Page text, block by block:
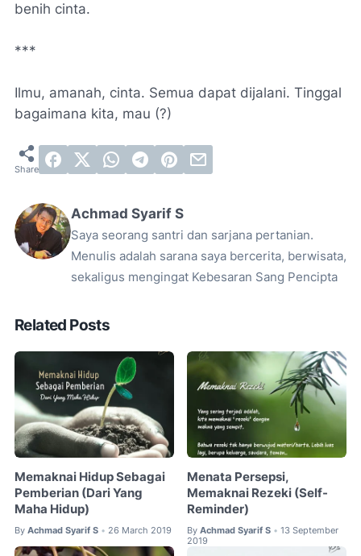
benih cinta.
***
Ilmu, amanah, cinta. Semua dapat dijalani. Tinggal
bagaimana kita, mau (?)
Achmad Syarif S
Saya seorang santri dan sarjana pertanian.
Menulis adalah sarana saya bercerita, berwisata,
sekaligus mengingat Kebesaran Sang Pencipta
Related Posts
Memaknai Hidup Sebagai
Pemberian (Dari Yang
Maha Hidup)
By Achmad Syarif S • 26 March 2019
Menata Persepsi,
Memaknai Rezeki (Self-
Reminder)
By Achmad Syarif S • 13 September
2019